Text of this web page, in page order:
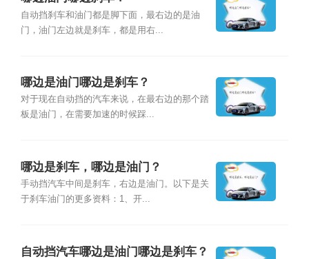
自动挡刹车和油门都是脚下面，最右边的是油
门，油门左边就是刹车，都是用右...
哪边是油门哪边是刹车？
对于现在自动挡的汽车来说，在最右边的那个踏
板是油门，在需要加速的时候踩...
哪边是刹车，哪边是油门？
手动挡汽车中间是刹车，右边是油门。以下是关
于刹车油门的更多资料：1、开...
自动挡汽车哪边是油门哪边是刹车？